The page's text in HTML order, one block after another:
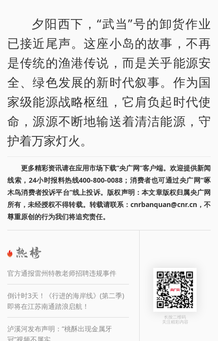
夕阳西下，“武当”号的卸货作业
已接近尾声。这座小岛的故事，不再
是传统的渔港传说，而是关乎能源安
全、绿色发展的新时代叙事。作为国
家级能源战略枢纽，它肩负起时代使
命，源源不断地输送着清洁能源，守
护着万家灯火。
更多精彩资讯请在应用市场下载“央广网”客户端。欢迎提供新闻
线索，24小时报料热线400-800-0088；消费者也可通过央广网“啄
木鸟消费者投诉平台”线上投诉。版权声明：本文章版权归属央广网
所有，未经授权不得转载。转载请联系：cnrbanquan@cnr.cn，不
尊重原创的行为我们将追究责任。
官方通报雷州特教老师招聘违规事件
倒计时3天！《行进的海岸线》(第二季)
即将在江苏南通踏浪启航！
泸溪河发布声明：“桃酥出现金属牙
长按二维码
关注精彩内容